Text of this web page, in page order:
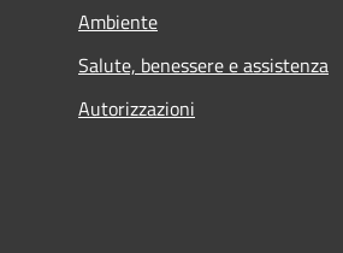
Ambiente
Salute, benessere e assistenza
Autorizzazioni